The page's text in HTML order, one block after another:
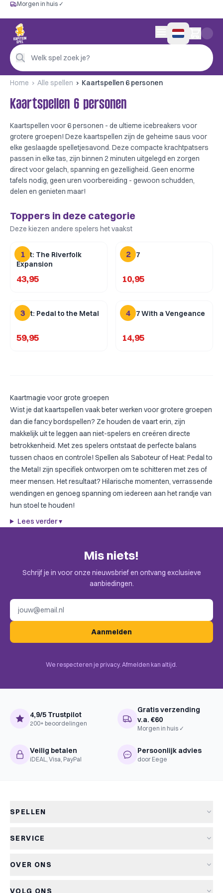
Gratis vanaf €60
Morgen in huis ✓
Persoonlijk advies
4,9/5 —
Morgen in huis ✓
Welk spel zoek je?
0 artikelen in
Home Alle spellen Kaartspellen 6 personen
Kaartspellen 6 personen
Kaartspellen voor 6 personen - de ultieme icebreakers voor
grotere groepen! Deze kaartspellen zijn de geheime saus voor
elke geslaagde spelletjesavond. Deze compacte krachtpatsers
passen in elke tas, zijn binnen 2 minuten uitgelegd en zorgen
direct voor gelach, spanning en gezelligheid. Geen enorme
tafels nodig, geen uren voorbereiding - gewoon schudden,
delen en genieten maar!
Toppers in deze categorie
Deze kiezen andere spelers het vaakst
1
Root: The Riverfolk
Expansion
43,95
2
Flip 7
10,95
3
Heat: Pedal to the Metal
59,95
4
Flip 7 With a Vengeance
14,95
Kaartmagie voor grote groepen
Wist je dat kaartspellen vaak beter werken voor grotere groepen
dan die fancybordspellen? Ze houden de vaart erin, zijn
makkelijk uit te leggen aan niet-spelers en creëren directe
betrokkenheid. Met zes spelers ontstaat de perfecte balans
tussen chaos en controle! Spellen als SaboteurofHeat: Pedal to
the Metal! zijn specifiek ontworpen om te schitteren met zes of
meer mensen. Het resultaat? Hilarische momenten, verrassende
wendingen en genoeg spanning om iedereen aan het randje van
hun stoel te houden!
Lees verder▾
Mis niets!
Schrijf je in voor onze nieuwsbrief en ontvang exclusieve
aanbiedingen.
Aanmelden
We respecteren je privacy. Afmelden kan altijd.
4,9/5 Trustpilot
200+ beoordelingen
Gratis verzending
v.a. €60
Morgen in huis ✓
Veilig betalen
iDEAL, Visa, PayPal
Persoonlijk advies
door Eege
SPELLEN
Nieuwe spellen
SERVICE
Retourneren
OVER ONS
VOLG ONS